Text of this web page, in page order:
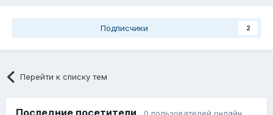
Подписчики 2
Перейти к списку тем
Последние посетители 0 пользователей онлайн